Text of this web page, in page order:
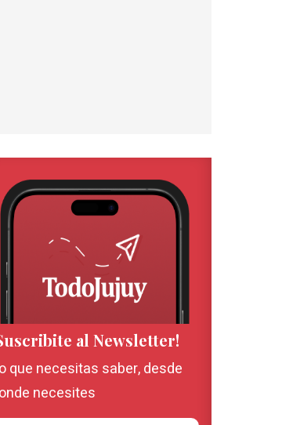
al Newsletter!
que necesitas saber, desde
necesites